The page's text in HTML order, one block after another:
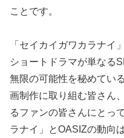
ことです。
「セイカイガワカラナイ
ショートドラマが単なる
無限の可能性を秘めてい
画制作に取り組む皆さん
るファンの皆さんにとっ
ラナイ」とOASIZの動向